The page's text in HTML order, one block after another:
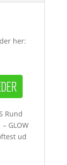
her:
Rund
GLOW
ud